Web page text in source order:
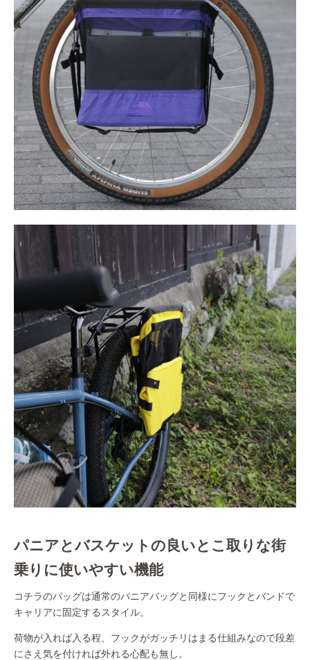
パニアとバスケットの良いとこ取りな街
乗りに使いやすい機能
コチラのバッグは通常のパニアバッグと同様にフックとバンドで
キャリアに固定するスタイル。
荷物が入れば入る程、フックがガッチリはまる仕組みなので段差
にさえ気を付ければ外れる心配も無し。